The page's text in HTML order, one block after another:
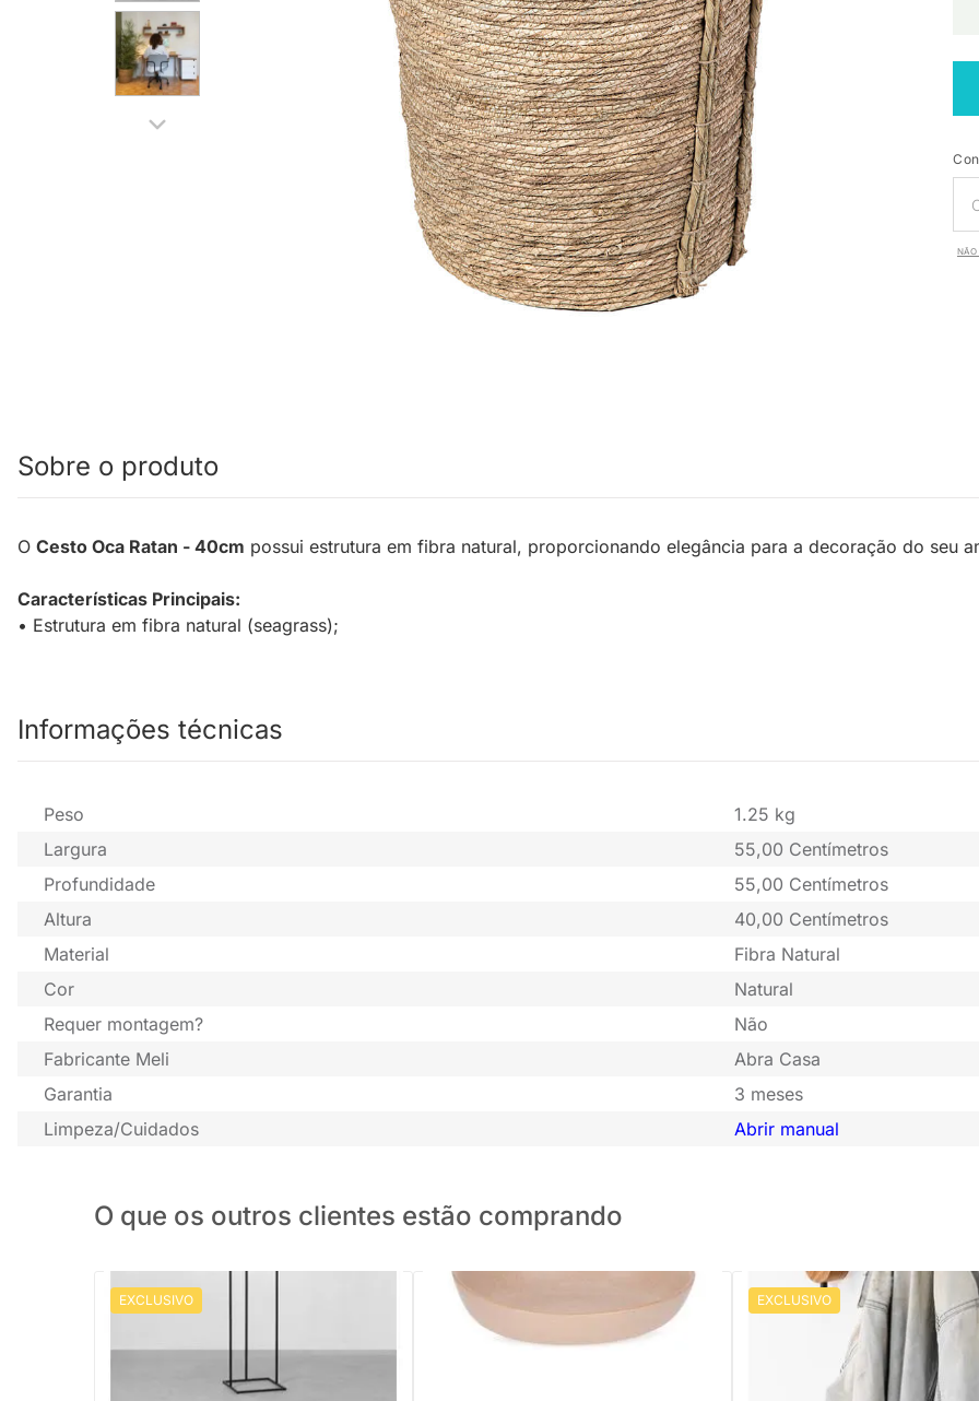
NÃO
Sobre o produto
O Cesto Oca Ratan - 40cm possui estrutura em fibra natural, proporcionando elegância para a decoração do seu
Características Principais:
• Estrutura em fibra natural (seagrass);
Informações técnicas
Peso
1.25 kg
Largura
55,00 Centímetros
Profundidade
55,00 Centímetros
Altura
40,00 Centímetros
Material
Fibra Natural
Cor
Natural
Requer montagem?
Não
Fabricante Meli
Abra Casa
Garantia
3 meses
Limpeza/Cuidados
Abrir manual
O que os outros clientes estão comprando
EXCLUSIVO
Centro de Mesa em Cerâmica - P
EXCLUSIVO PRONTA ENTREGA
Dupla Gancho de Parede